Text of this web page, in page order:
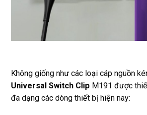
Không giống như các loại cáp nguồn
Universal Switch Clip M191 được
đa dạng các dòng thiết bị hiện nay: